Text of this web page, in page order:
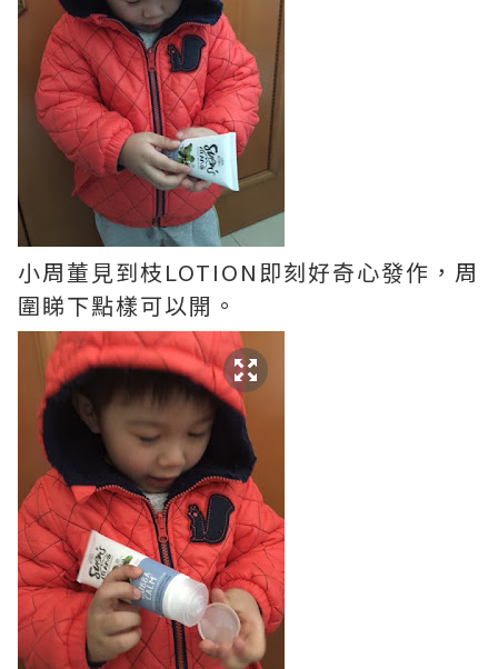
小周董見到枝LOTION即刻好奇心發作，周
圍睇下點樣可以開。